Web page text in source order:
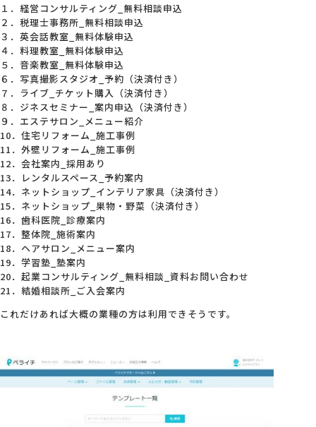
会社概要
アクセス
採用情報
お問い合わせ
１．経営コンサルティング_無料相談申込
２．税理士事務所_無料相談申込
３．英会話教室_無料体験申込
４．料理教室_無料体験申込
５．音楽教室_無料体験申込
６．写真撮影スタジオ_予約（決済付き）
７．ライブ_チケット購入（決済付き）
８．ジネスセミナー_案内申込（決済付き）
９．エステサロン_メニュー紹介
10．住宅リフォーム_施工事例
11．外壁リフォーム_施工事例
12．会社案内_採用あり
13．レンタルスペース_予約案内
14．ネットショップ_インテリア家具（決済付き）
15．ネットショップ_果物・野菜（決済付き）
16．歯科医院_診療案内
17．整体院_施術案内
18．ヘアサロン_メニュー案内
19．学習塾_塾案内
20．起業コンサルティング_無料相談_資料お問い合わせ
21．結婚相談所_ご入会案内
これだけあれば大概の業種の方は利用できそうです。